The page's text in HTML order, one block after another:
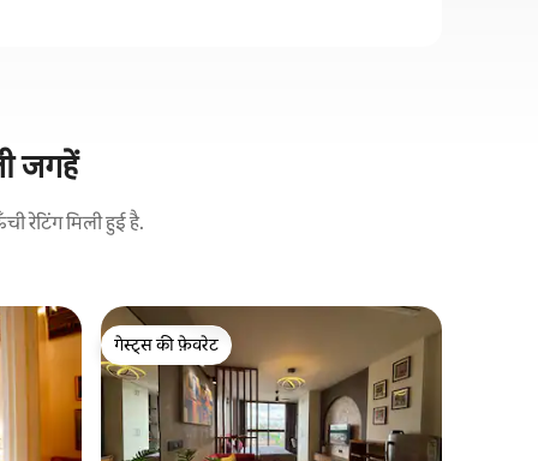
जगहें
रेटिंग मिली हुई है.
गेस्ट्स की फ़ेवरेट
गेस्ट्स की फ़ेवरेट